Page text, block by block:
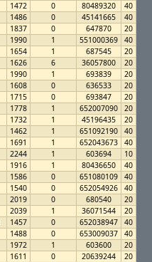
1472 0 80489320
40
1486 0 45141665
40
1837 0 647870
20
1990 1 551000369
40
1654 1 687545
20
1626 6 36057800
20
1990 1 693839
20
1608 0 636533
20
1715 0 693847
20
1778 1 652007090
20
1732 1 45196435
20
1462 1 651092190
40
1691 1 652043673
40
2244 1 603694
10
1916 1 80436650
40
1586 0 651080109
40
1540 0 652054926
40
2019 0 680540
20
2039 1 36071544
20
1457 0 652038947
40
1488 0 653009037
40
1972 1 603600
20
1611 0 20639244
20